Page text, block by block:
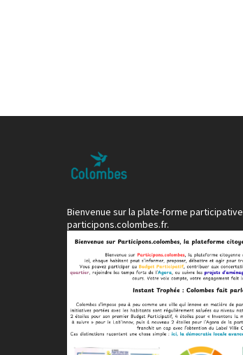
Bienvenue sur la plate-forme
participons.colombes.fr.